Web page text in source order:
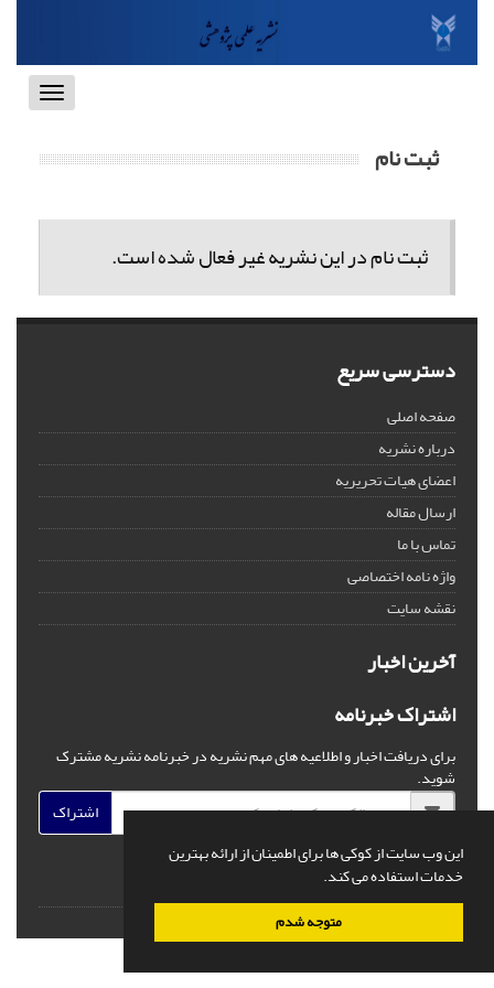
این وب سایت از کوکی ها برای اطمینان از ارائه بهترین
خدمات استفاده می کند.
متوجه شدم
Toggle
ثبت نام
ثبت نام در این نشریه غیر فعال شده است.
دسترسی سریع
صفحه اصلی
درباره نشریه
اعضای هیات تحریریه
ارسال مقاله
تماس با ما
واژه نامه اختصاصی
نقشه سایت
آخرین اخبار
اشتراک خبرنامه
برای دریافت اخبار و اطلاعیه های مهم نشریه در خبرنامه نشریه مشترک
شوید.
اشتراک
© سامانه مدیریت نشریات علمی.